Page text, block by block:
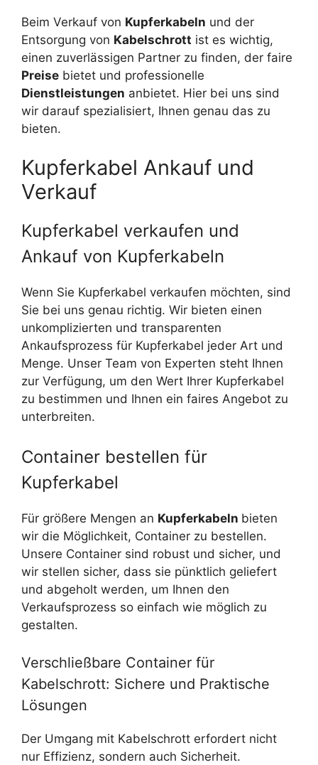
Beim Verkauf von Kupferkabeln und der
Entsorgung von Kabelschrott ist es wichtig,
einen zuverlässigen Partner zu finden, der faire
Preise bietet und professionelle
Dienstleistungen anbietet. Hier bei uns sind
wir darauf spezialisiert, Ihnen genau das zu
bieten.
Kupferkabel Ankauf und
Verkauf
Kupferkabel verkaufen und
Ankauf von Kupferkabeln
Wenn Sie Kupferkabel verkaufen möchten, sind
Sie bei uns genau richtig. Wir bieten einen
unkomplizierten und transparenten
Ankaufsprozess für Kupferkabel jeder Art und
Menge. Unser Team von Experten steht Ihnen
zur Verfügung, um den Wert Ihrer Kupferkabel
zu bestimmen und Ihnen ein faires Angebot zu
unterbreiten.
Container bestellen für
Kupferkabel
Für größere Mengen an Kupferkabeln bieten
wir die Möglichkeit, Container zu bestellen.
Unsere Container sind robust und sicher, und
wir stellen sicher, dass sie pünktlich geliefert
und abgeholt werden, um Ihnen den
Verkaufsprozess so einfach wie möglich zu
gestalten.
Verschließbare Container für
Kabelschrott: Sichere und Praktische
Lösungen
Der Umgang mit Kabelschrott erfordert nicht
nur Effizienz, sondern auch Sicherheit.